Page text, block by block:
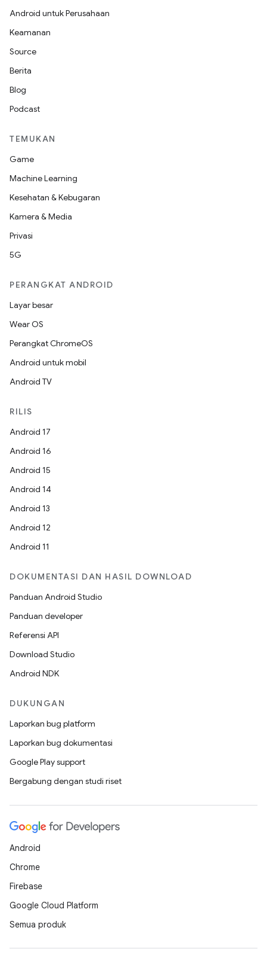
Android untuk Perusahaan
Keamanan
Source
Berita
Blog
Podcast
TEMUKAN
Game
Machine Learning
Kesehatan & Kebugaran
Kamera & Media
Privasi
5G
PERANGKAT ANDROID
Layar besar
Wear OS
Perangkat ChromeOS
Android untuk mobil
Android TV
RILIS
Android 17
Android 16
Android 15
Android 14
Android 13
Android 12
Android 11
DOKUMENTASI DAN HASIL DOWNLOAD
Panduan Android Studio
Panduan developer
Referensi API
Download Studio
Android NDK
DUKUNGAN
Laporkan bug platform
Laporkan bug dokumentasi
Google Play support
Bergabung dengan studi riset
Android
Chrome
Firebase
Google Cloud Platform
Semua produk